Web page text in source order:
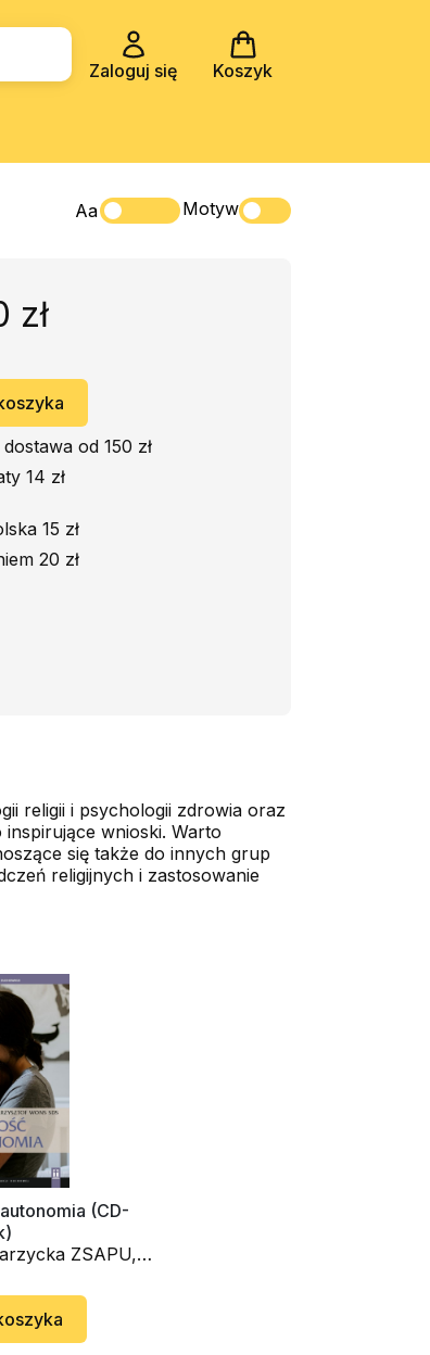
Zaloguj się Koszyk
Aa Motyw
zł
od 150 zł
14 zł
15 zł
20 zł
religii i psychologii zdrowia oraz
wnioski. Warto
się także do innych grup
religijnych i zastosowanie
(CD-
ZSAPU,
Wons SDS